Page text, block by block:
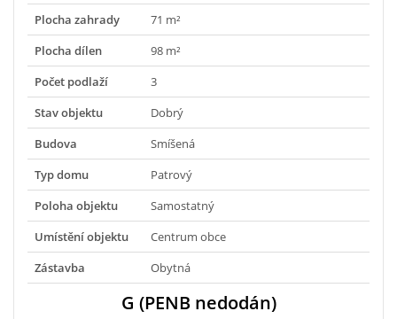
Plocha zahrady
71 m²
Plocha dílen
98 m²
Počet podlaží
3
Stav objektu
Dobrý
Budova
Smíšená
Typ domu
Patrový
Poloha objektu
Samostatný
Umístění objektu
Centrum obce
Zástavba
Obytná
G (PENB nedodán)